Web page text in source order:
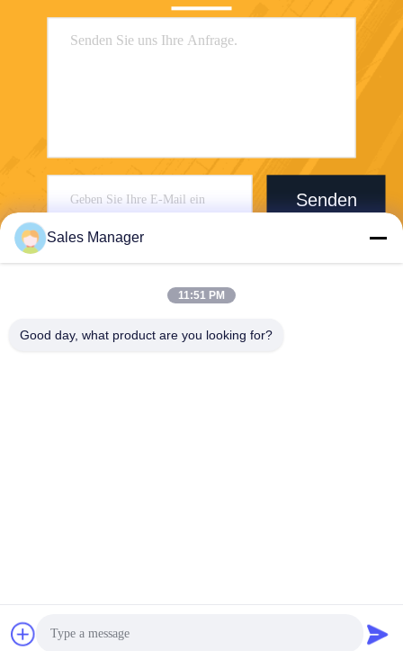
Senden
Sales Manager
11:51 PM
Good day, what product are you looking for?